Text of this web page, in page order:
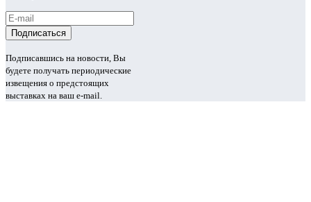
Подписавшись на новости, Вы
будете получать периодические
извещения о предстоящих
выставках на ваш e-mail.